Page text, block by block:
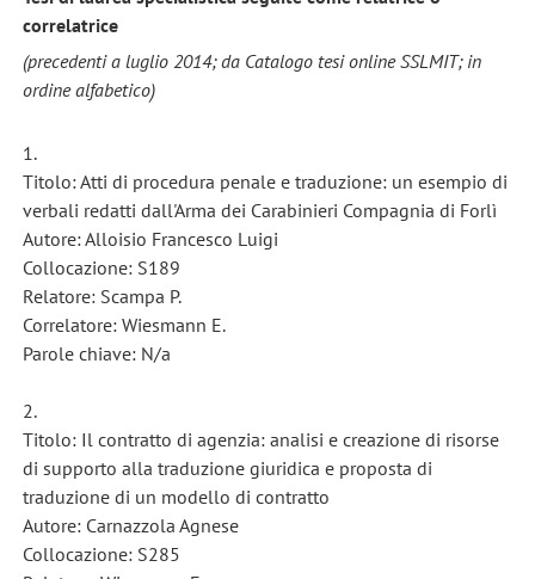
correlatrice
(precedenti a luglio 2014;da Catalogo tesi online SSLMIT; in
ordine alfabetico)
1.
Titolo: Atti di procedura penale e traduzione: un esempio di
verbali redatti dall'Arma dei Carabinieri Compagnia di Forlì
Autore: Alloisio Francesco Luigi
Collocazione: S189
Relatore: Scampa P.
Correlatore: Wiesmann E.
Parole chiave: N/a
2.
Titolo: Il contratto di agenzia: analisi e creazione di risorse
di supporto alla traduzione giuridica e proposta di
traduzione di un modello di contratto
Autore: Carnazzola Agnese
Collocazione: S285